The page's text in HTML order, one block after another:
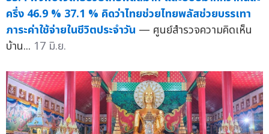
ครึ่ง 46.9 % 37.1 % คิดว่าไทยช่วยไทยพลัสช่วยบรรเทา
ภาระค่าใช้จ่ายในชีวิตประจำวัน — ศูนย์สำรวจความคิดเห็น
บ้าน... 17 มิ.ย.